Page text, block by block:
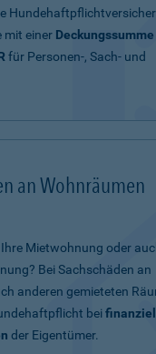
mit einer Deckungssumme
für Personen-, Sach- und
an Wohnräumen
Mietwohnung oder
Bei Sachschäden an
anderen gemieteten
bei
der Eigentümer.